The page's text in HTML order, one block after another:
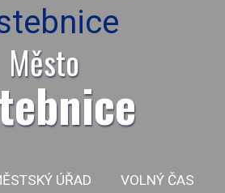
Město
ÚŘAD VOLNÝ ČAS